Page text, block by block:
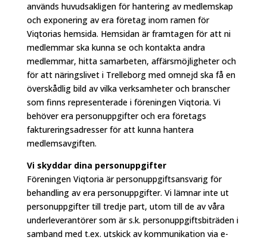
används huvudsakligen för hantering av medlemskap
och exponering av era företag inom ramen för
Viqtorias hemsida. Hemsidan är framtagen för att ni
medlemmar ska kunna se och kontakta andra
medlemmar, hitta samarbeten, affärsmöjligheter och
för att näringslivet i Trelleborg med omnejd ska få en
överskådlig bild av vilka verksamheter och branscher
som finns representerade i föreningen Viqtoria. Vi
behöver era personuppgifter och era företags
faktureringsadresser för att kunna hantera
medlemsavgiften.
Vi skyddar dina personuppgifter
Föreningen Viqtoria är personuppgiftsansvarig för
behandling av era personuppgifter. Vi lämnar inte ut
personuppgifter till tredje part, utom till de av våra
underleverantörer som är s.k. personuppgiftsbiträden i
samband med t.ex. utskick av kommunikation via e-